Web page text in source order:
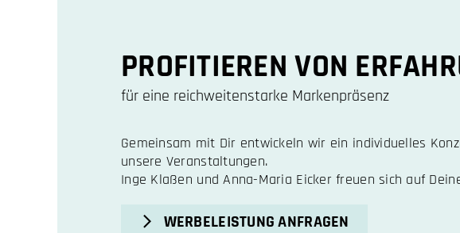
PROFITIEREN VON
für eine reichweitenstarke Markenpräsenz
Gemeinsam mit Dir entwickeln wir ein individuelles
unsere Veranstaltungen.
Inge Klaßen und Anna-Maria Eicker freuen sich auf
WERBELEISTUNG ANFRAGEN